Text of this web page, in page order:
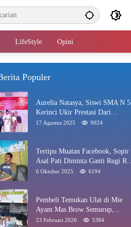
LifeStyle Opini
Populer
Aurelia Natasya, Siswi SMA N 5
Kerinci Ukir Prestasi Dari
Paskibraka Hingga Juara Gadis
17 Agustus 2025 9024
Tertipu Muatan Facebook, Sopir
Asal Pati Diminta Ganti Rugi Rp
40 Juta di Rawang
6 Oktober 2025 6194
Pembeli Temukan Ulat di Mie
Ayam Mas Brow Semurup,
Pengelola Minta Maaf
23 Februari 2026 5384